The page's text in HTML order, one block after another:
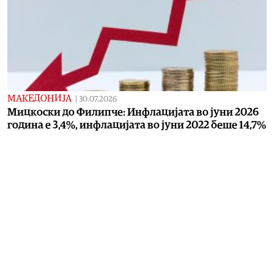
МАКЕДОНИЈА | 30.07.2026
Мицкоски до Филипче: Инфлацијата во јуни 2026
година е 3,4%, инфлацијата во јуни 2022 беше 14,7%